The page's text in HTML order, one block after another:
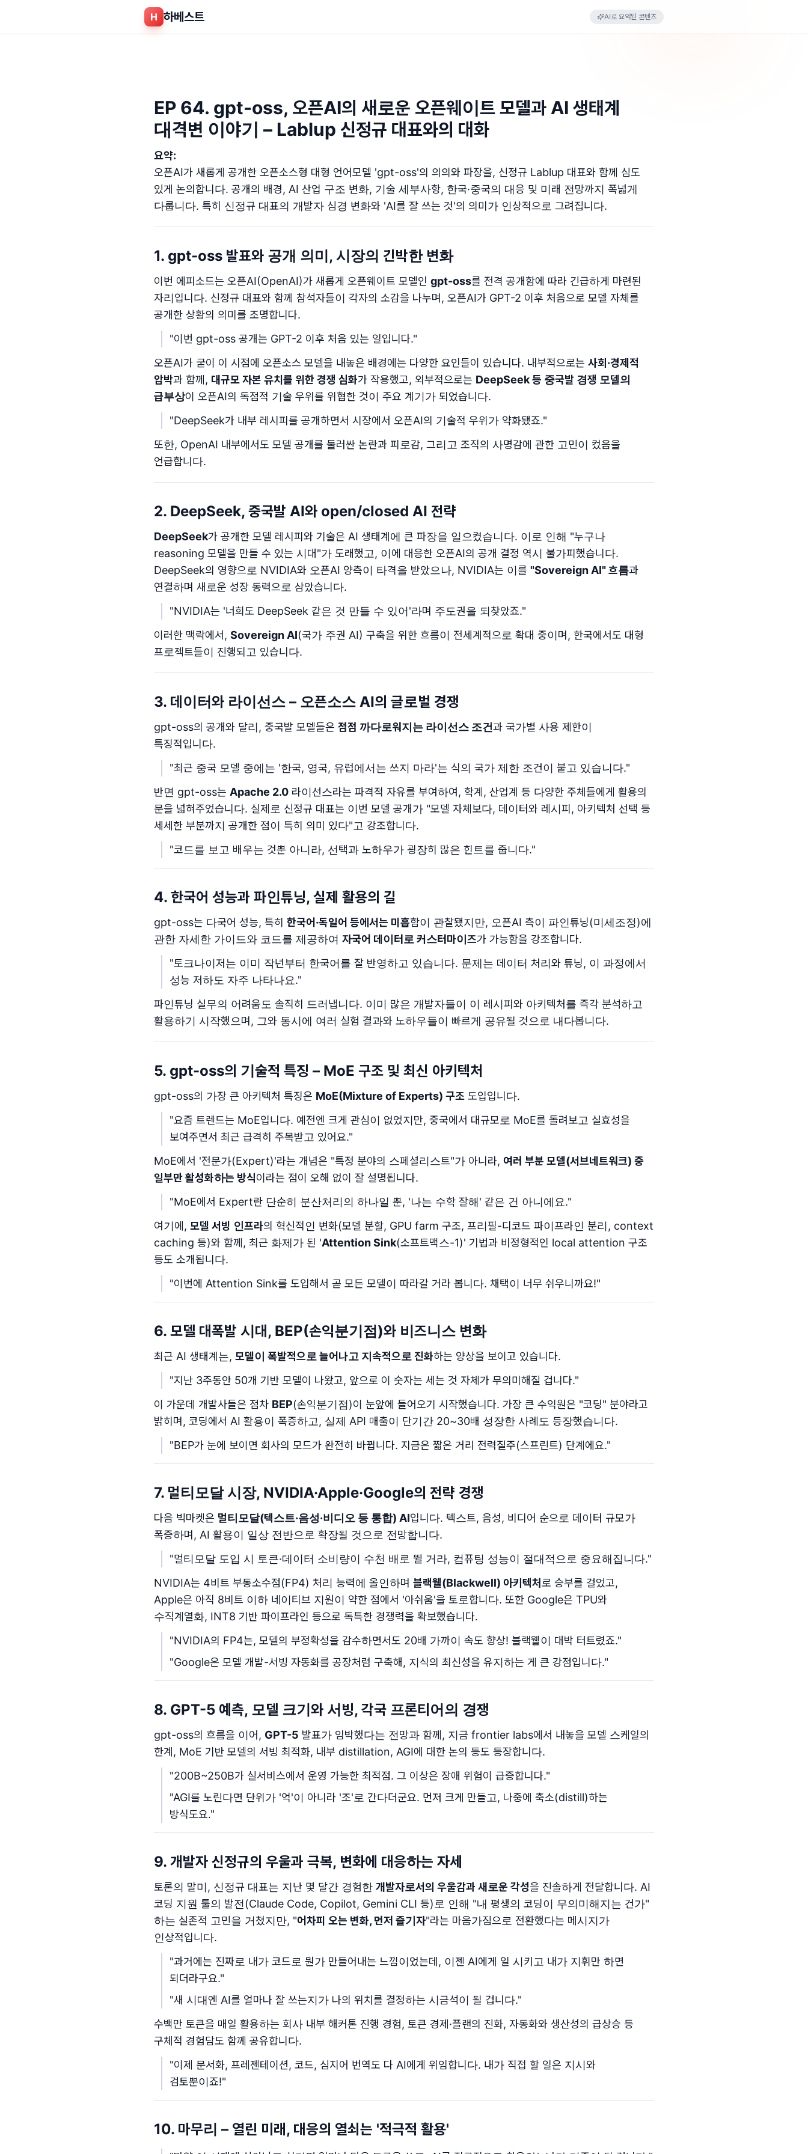
H 하베스트 AI로 요약된 콘텐츠
EP 64. gpt-oss, 오픈AI의 새로운 오픈웨이트 모델과 AI 생태계
대격변 이야기 – Lablup 신정규 대표와의 대화
요약:
오픈AI가 새롭게 공개한 오픈소스형 대형 언어모델 'gpt-oss'의 의의와 파장을, 신정규 Lablup 대표와 함께 심도
있게 논의합니다. 공개의 배경, AI 산업 구조 변화, 기술 세부사항, 한국·중국의 대응 및 미래 전망까지 폭넓게
다룹니다. 특히 신정규 대표의 개발자 심경 변화와 'AI를 잘 쓰는 것'의 의미가 인상적으로 그려집니다.
1. gpt-oss 발표와 공개 의미, 시장의 긴박한 변화
이번 에피소드는 오픈AI(OpenAI)가 새롭게 오픈웨이트 모델인 gpt-oss를 전격 공개함에 따라 긴급하게 마련된
자리입니다. 신정규 대표와 함께 참석자들이 각자의 소감을 나누며, 오픈AI가 GPT-2 이후 처음으로 모델 자체를
공개한 상황의 의미를 조명합니다.
"이번 gpt-oss 공개는 GPT-2 이후 처음 있는 일입니다."
오픈AI가 굳이 이 시점에 오픈소스 모델을 내놓은 배경에는 다양한 요인들이 있습니다. 내부적으로는 사회·경제적
압박과 함께, 대규모 자본 유치를 위한 경쟁 심화가 작용했고, 외부적으로는 DeepSeek 등 중국발 경쟁 모델의
급부상이 오픈AI의 독점적 기술 우위를 위협한 것이 주요 계기가 되었습니다.
"DeepSeek가 내부 레시피를 공개하면서 시장에서 오픈AI의 기술적 우위가 약화됐죠."
또한, OpenAI 내부에서도 모델 공개를 둘러싼 논란과 피로감, 그리고 조직의 사명감에 관한 고민이 컸음을
언급합니다.
2. DeepSeek, 중국발 AI와 open/closed AI 전략
DeepSeek가 공개한 모델 레시피와 기술은 AI 생태계에 큰 파장을 일으켰습니다. 이로 인해 "누구나
reasoning 모델을 만들 수 있는 시대"가 도래했고, 이에 대응한 오픈AI의 공개 결정 역시 불가피했습니다.
DeepSeek의 영향으로 NVIDIA와 오픈AI 양측이 타격을 받았으나, NVIDIA는 이를 "Sovereign AI" 흐름과
연결하며 새로운 성장 동력으로 삼았습니다.
"NVIDIA는 '너희도 DeepSeek 같은 것 만들 수 있어'라며 주도권을 되찾았죠."
이러한 맥락에서, Sovereign AI(국가 주권 AI) 구축을 위한 흐름이 전세계적으로 확대 중이며, 한국에서도 대형
프로젝트들이 진행되고 있습니다.
3. 데이터와 라이선스 – 오픈소스 AI의 글로벌 경쟁
gpt-oss의 공개와 달리, 중국발 모델들은 점점 까다로워지는 라이선스 조건과 국가별 사용 제한이
특징적입니다.
"최근 중국 모델 중에는 '한국, 영국, 유럽에서는 쓰지 마라'는 식의 국가 제한 조건이 붙고 있습니다."
반면 gpt-oss는 Apache 2.0 라이선스라는 파격적 자유를 부여하여, 학계, 산업계 등 다양한 주체들에게 활용의
문을 넓혀주었습니다. 실제로 신정규 대표는 이번 모델 공개가 "모델 자체보다, 데이터와 레시피, 아키텍처 선택 등
세세한 부분까지 공개한 점이 특히 의미 있다"고 강조합니다.
"코드를 보고 배우는 것뿐 아니라, 선택과 노하우가 굉장히 많은 힌트를 줍니다."
4. 한국어 성능과 파인튜닝, 실제 활용의 길
gpt-oss는 다국어 성능, 특히 한국어·독일어 등에서는 미흡함이 관찰됐지만, 오픈AI 측이 파인튜닝(미세조정)에
관한 자세한 가이드와 코드를 제공하여 자국어 데이터로 커스터마이즈가 가능함을 강조합니다.
"토크나이저는 이미 작년부터 한국어를 잘 반영하고 있습니다. 문제는 데이터 처리와 튜닝, 이 과정에서
성능 저하도 자주 나타나요."
파인튜닝 실무의 어려움도 솔직히 드러냅니다. 이미 많은 개발자들이 이 레시피와 아키텍처를 즉각 분석하고
활용하기 시작했으며, 그와 동시에 여러 실험 결과와 노하우들이 빠르게 공유될 것으로 내다봅니다.
5. gpt-oss의 기술적 특징 – MoE 구조 및 최신 아키텍처
gpt-oss의 가장 큰 아키텍처 특징은 MoE(Mixture of Experts) 구조 도입입니다.
"요즘 트렌드는 MoE입니다. 예전엔 크게 관심이 없었지만, 중국에서 대규모로 MoE를 돌려보고 실효성을
보여주면서 최근 급격히 주목받고 있어요."
MoE에서 '전문가(Expert)'라는 개념은 "특정 분야의 스페셜리스트"가 아니라, 여러 부분 모델(서브네트워크) 중
일부만 활성화하는 방식이라는 점이 오해 없이 잘 설명됩니다.
"MoE에서 Expert란 단순히 분산처리의 하나일 뿐, '나는 수학 잘해' 같은 건 아니에요."
여기에, 모델 서빙 인프라의 혁신적인 변화(모델 분할, GPU farm 구조, 프리필-디코드 파이프라인 분리, context
caching 등)와 함께, 최근 화제가 된 'Attention Sink(소프트맥스-1)' 기법과 비정형적인 local attention 구조
등도 소개됩니다.
"이번에 Attention Sink를 도입해서 곧 모든 모델이 따라갈 거라 봅니다. 채택이 너무 쉬우니까요!"
6. 모델 대폭발 시대, BEP(손익분기점)와 비즈니스 변화
최근 AI 생태계는, 모델이 폭발적으로 늘어나고 지속적으로 진화하는 양상을 보이고 있습니다.
"지난 3주동안 50개 기반 모델이 나왔고, 앞으로 이 숫자는 세는 것 자체가 무의미해질 겁니다."
이 가운데 개발사들은 점차 BEP(손익분기점)이 눈앞에 들어오기 시작했습니다. 가장 큰 수익원은 "코딩" 분야라고
밝히며, 코딩에서 AI 활용이 폭증하고, 실제 API 매출이 단기간 20~30배 성장한 사례도 등장했습니다.
"BEP가 눈에 보이면 회사의 모드가 완전히 바뀝니다. 지금은 짧은 거리 전력질주(스프린트) 단계에요."
7. 멀티모달 시장, NVIDIA·Apple·Google의 전략 경쟁
다음 빅마켓은 멀티모달(텍스트·음성·비디오 등 통합) AI입니다. 텍스트, 음성, 비디어 순으로 데이터 규모가
폭증하며, AI 활용이 일상 전반으로 확장될 것으로 전망합니다.
"멀티모달 도입 시 토큰·데이터 소비량이 수천 배로 뛸 거라, 컴퓨팅 성능이 절대적으로 중요해집니다."
NVIDIA는 4비트 부동소수점(FP4) 처리 능력에 올인하며 블랙웰(Blackwell) 아키텍처로 승부를 걸었고,
Apple은 아직 8비트 이하 네이티브 지원이 약한 점에서 '아쉬움'을 토로합니다. 또한 Google은 TPU와
수직계열화, INT8 기반 파이프라인 등으로 독특한 경쟁력을 확보했습니다.
"NVIDIA의 FP4는, 모델의 부정확성을 감수하면서도 20배 가까이 속도 향상! 블랙웰이 대박 터트렸죠."
"Google은 모델 개발-서빙 자동화를 공장처럼 구축해, 지식의 최신성을 유지하는 게 큰 강점입니다."
8. GPT-5 예측, 모델 크기와 서빙, 각국 프론티어의 경쟁
gpt-oss의 흐름을 이어, GPT-5 발표가 임박했다는 전망과 함께, 지금 frontier labs에서 내놓을 모델 스케일의
한계, MoE 기반 모델의 서빙 최적화, 내부 distillation, AGI에 대한 논의 등도 등장합니다.
"200B~250B가 실서비스에서 운영 가능한 최적점. 그 이상은 장애 위험이 급증합니다."
"AGI를 노린다면 단위가 '억'이 아니라 '조'로 간다더군요. 먼저 크게 만들고, 나중에 축소(distill)하는
방식도요."
9. 개발자 신정규의 우울과 극복, 변화에 대응하는 자세
토론의 말미, 신정규 대표는 지난 몇 달간 경험한 개발자로서의 우울감과 새로운 각성을 진솔하게 전달합니다. AI
코딩 지원 툴의 발전(Claude Code, Copilot, Gemini CLI 등)로 인해 "내 평생의 코딩이 무의미해지는 건가"
하는 실존적 고민을 거쳤지만, "어차피 오는 변화, 먼저 즐기자"라는 마음가짐으로 전환했다는 메시지가
인상적입니다.
"과거에는 진짜로 내가 코드로 뭔가 만들어내는 느낌이었는데, 이젠 AI에게 일 시키고 내가 지휘만 하면
되더라구요."
"새 시대엔 AI를 얼마나 잘 쓰는지가 나의 위치를 결정하는 시금석이 될 겁니다."
수백만 토큰을 매일 활용하는 회사 내부 해커톤 진행 경험, 토큰 경제·플랜의 진화, 자동화와 생산성의 급상승 등
구체적 경험담도 함께 공유합니다.
"이제 문서화, 프레젠테이션, 코드, 심지어 번역도 다 AI에게 위임합니다. 내가 직접 할 일은 지시와
검토뿐이죠!"
10. 마무리 – 열린 미래, 대응의 열쇠는 '적극적 활용'